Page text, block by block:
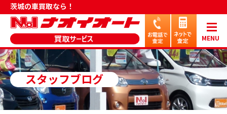
茨城の車買取なら！
MENU
スタッフブログ